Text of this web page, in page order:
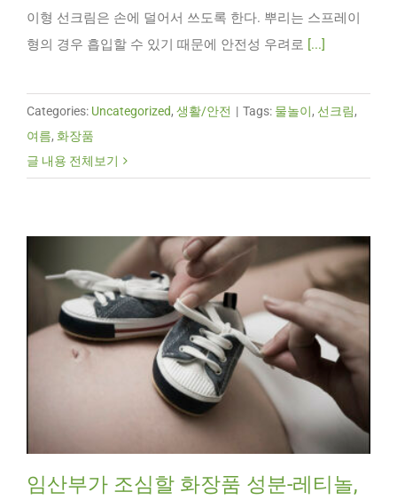
이형 선크림은 손에 덜어서 쓰도록 한다. 뿌리는 스프레이
형의 경우 흡입할 수 있기 때문에 안전성 우려로 [...]
Categories: Uncategorized, 생활/안전 | Tags: 물놀이, 선크림,
여름, 화장품
글 내용 전체보기
임산부가 조심할 화장품 성분-레티놀,